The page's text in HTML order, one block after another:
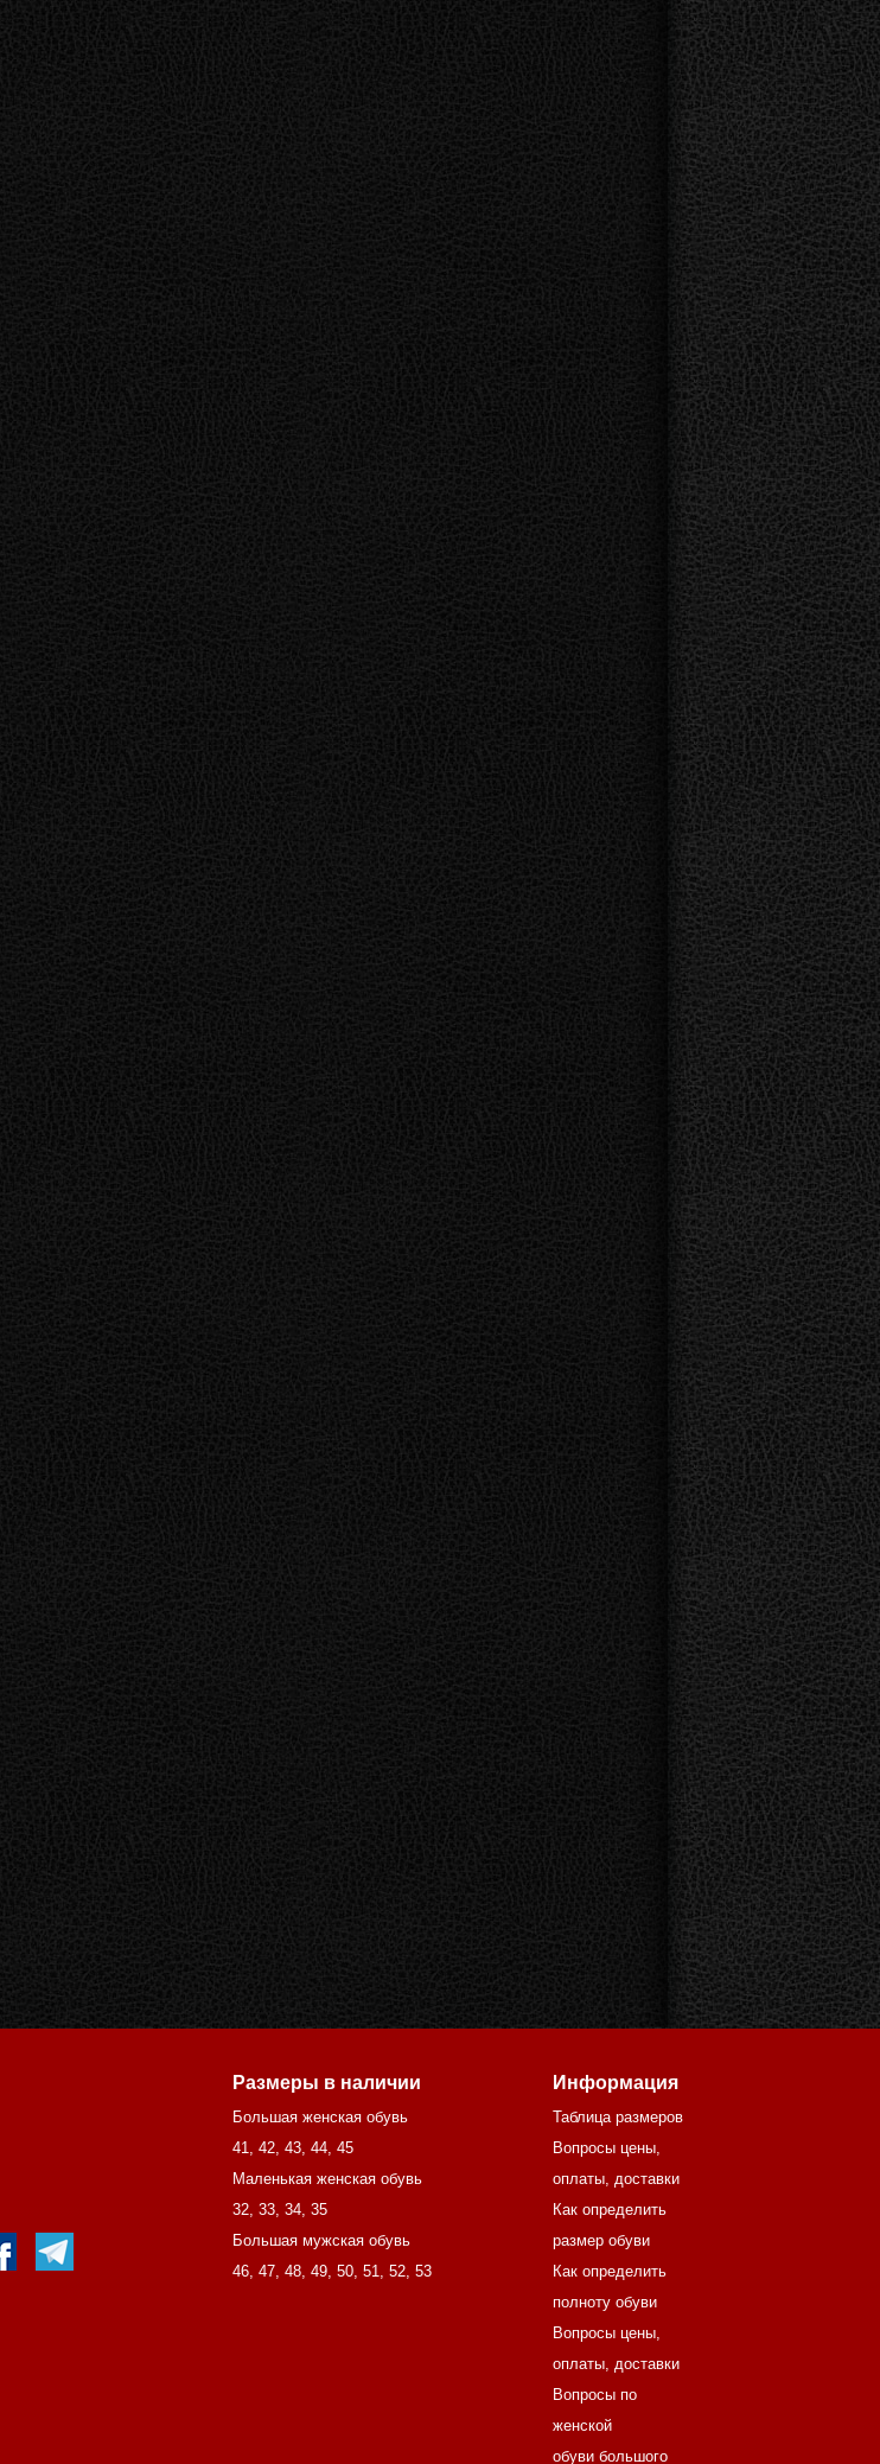
Размеры в наличии
Большая женская обувь
41, 42, 43, 44, 45
Маленькая женская обувь
32, 33, 34, 35
Большая мужская обувь
46, 47, 48, 49, 50, 51, 52, 53
Информация
Таблица размеров
Вопросы цены,
оплаты, доставки
Как определить
размер обуви
Как определить
полноту обуви
Вопросы цены,
оплаты, доставки
Вопросы по
женской
обуви большого